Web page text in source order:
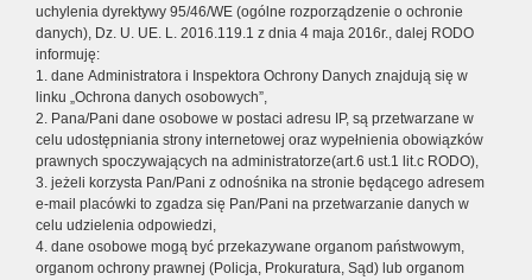
uchylenia dyrektywy 95/46/WE (ogólne rozporządzenie o ochronie
danych), Dz. U. UE. L. 2016.119.1 z dnia 4 maja 2016r., dalej RODO
informuję:
1. dane Administratora i Inspektora Ochrony Danych znajdują się w
linku „Ochrona danych osobowych”,
2. Pana/Pani dane osobowe w postaci adresu IP, są przetwarzane w
celu udostępniania strony internetowej oraz wypełnienia obowiązków
prawnych spoczywających na administratorze(art.6 ust.1 lit.c RODO),
3. jeżeli korzysta Pan/Pani z odnośnika na stronie będącego adresem
e-mail placówki to zgadza się Pan/Pani na przetwarzanie danych w
celu udzielenia odpowiedzi,
4. dane osobowe mogą być przekazywane organom państwowym,
organom ochrony prawnej (Policja, Prokuratura, Sąd) lub organom